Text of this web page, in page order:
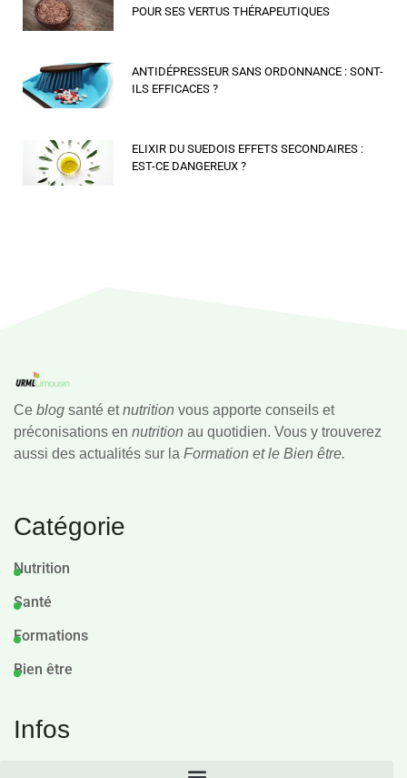
POUR SES VERTUS THÉRAPEUTIQUES
ANTIDÉPRESSEUR SANS ORDONNANCE : SONT-
ILS EFFICACES ?
ELIXIR DU SUEDOIS EFFETS SECONDAIRES :
EST-CE DANGEREUX ?
Ce blog santé etnutrition vous apporte conseils et
préconisations en nutrition au quotidien. Vous y trouverez
aussi des actualités sur la Formation et le Bien être.
Catégorie
Nutrition
Santé
Formations
Bien être
Infos